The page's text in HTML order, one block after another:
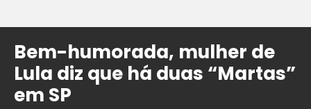
Bem-humorada, mulher de
Lula diz que há duas “Martas”
em SP